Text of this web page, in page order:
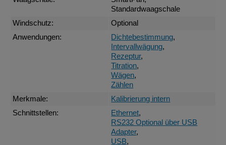
Standardwaagschale
Windschutz:
Optional
Anwendungen:
Dichtebestimmung,
Intervallwägung,
Rezeptur,
Titration,
Wägen,
Zählen
Merkmale:
Kalibrierung intern
Schnittstellen:
Ethernet,
RS232 Optional über USB
Adapter,
USB,